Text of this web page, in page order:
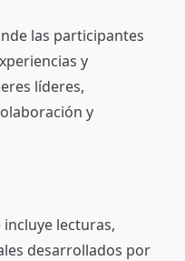
las participantes
y
líderes,
y
lecturas,
desarrollados por